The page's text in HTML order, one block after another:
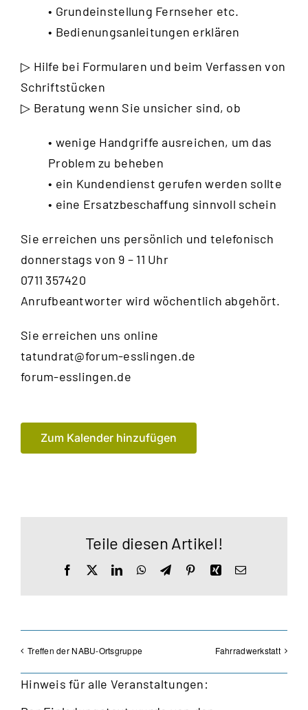
• Grundeinstellung Fernseher etc.
• Bedienungsanleitungen erklären
▷ Hilfe bei Formularen und beim Verfassen von
Schriftstücken
▷ Beratung wenn Sie unsicher sind, ob
• wenige Handgriffe ausreichen, um das
Problem zu beheben
• ein Kundendienst gerufen werden sollte
• eine Ersatzbeschaffung sinnvoll schein
Sie erreichen uns persönlich und telefonisch
donnerstags von 9 – 11 Uhr
0711 357420
Anrufbeantworter wird wöchentlich abgehört.
Sie erreichen uns online
tatundrat@forum-esslingen.de
forum-esslingen.de
Zum Kalender hinzufügen
Teile diesen Artikel!
Facebook LinkedInWhatsApp
TelegramPinterestXingE-
Treffen der NABU-Ortsgruppe Fahrradwerkstatt
Hinweis für alle Veranstaltungen: